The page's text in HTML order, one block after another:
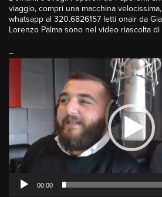
viaggio, compri una macchina
whatsapp al 320.6826157 letti onair da
Lorenzo Palma sono nel video riascolta di
–
00:00